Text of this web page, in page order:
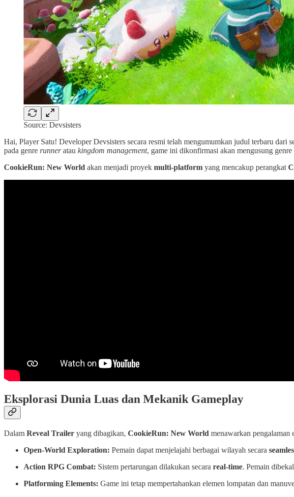
Source: Devsisters
Hai, Player Satu! Developer Devsisters secara resmi telah mengumumkan judul terbaru dari
pada genre runneratau kingdom management, game ini dikonfirmasi akan mengusung genre
CookieRun: New World akan menjadi proyek multi-platform yang mencakup perangkat
Eksplorasi Dunia Luas dan Mekanik Gameplay
Dalam Reveal Trailer yang dibagikan, CookieRun: New World menawarkan
Open-World Exploration: Pemain dapat menjelajahi berbagai wilayah secara
Action RPG Combat: Sistem pertarungan dilakukan secara real-time. Pemain
Platforming Elements: Game ini tetap mempertahankan elemen lompatan dan